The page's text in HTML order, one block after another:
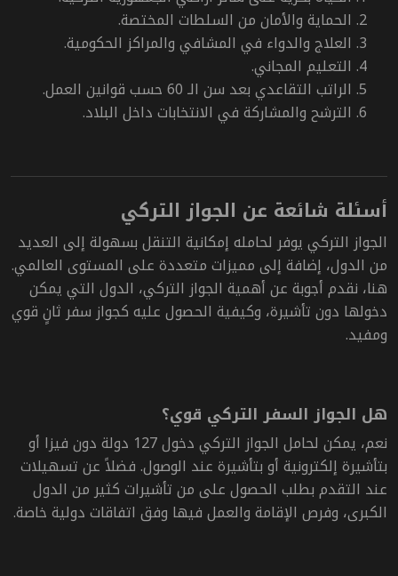
الحماية والأمان من السلطات المختصة.
العلاج والدواء في المشافي والمراكز الحكومية.
التعليم المجاني.
الراتب التقاعدي بعد سن الـ 60 حسب قوانين العمل.
الترشح والمشاركة في الانتخابات داخل البلاد.
أسئلة شائعة عن الجواز التركي
الجواز التركي يوفر لحامله إمكانية التنقل بسهولة إلى العديد
من الدول، إضافة إلى مميزات متعددة على المستوى العالمي.
هنا، نقدم أجوبة عن أهمية الجواز التركي، الدول التي يمكن
دخولها دون تأشيرة، وكيفية الحصول عليه كجواز سفر ثانٍ قوي
ومفيد.
هل الجواز السفر التركي قوي؟
نعم، يمكن لحامل الجواز التركي دخول 127 دولة دون فيزا أو
بتأشيرة إلكترونية أو بتأشيرة عند الوصول.فضلاً عن تسهيلات
عند التقدم بطلب الحصول على من تأشيرات كثير من الدول
الكبرى، وفرص الإقامة والعمل فيها وفق اتفاقات دولية خاصة.